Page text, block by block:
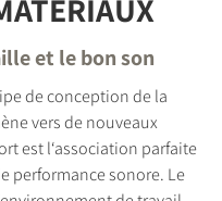
et le bon son
de conception de la
vers de nouveaux
est l‘association parfaite
performance sonore. Le